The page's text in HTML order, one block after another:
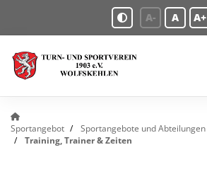
A- A A+
Sportangebot Sportangebote und Abteilungen
Training, Trainer & Zeiten